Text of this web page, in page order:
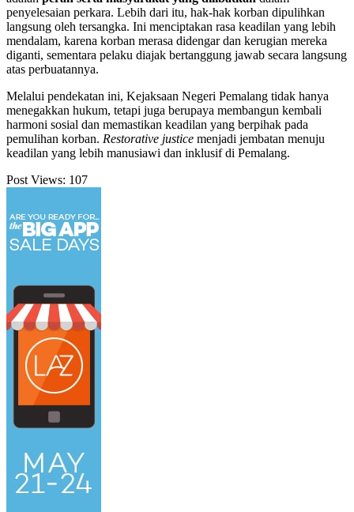
penyelesaian perkara. Lebih dari itu, hak-hak korban dipulihkan
langsung oleh tersangka. Ini menciptakan rasa keadilan yang lebih
mendalam, karena korban merasa didengar dan kerugian mereka
diganti, sementara pelaku diajak bertanggung jawab secara langsung
atas perbuatannya.
Melalui pendekatan ini, Kejaksaan Negeri Pemalang tidak hanya
menegakkan hukum, tetapi juga berupaya membangun kembali
harmoni sosial dan memastikan keadilan yang berpihak pada
pemulihan korban. Restorative justice menjadi jembatan menuju
keadilan yang lebih manusiawi dan inklusif di Pemalang.
Post Views: 107